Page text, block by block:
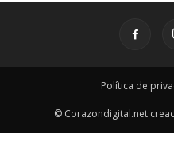
Política de
© Corazondigital.net